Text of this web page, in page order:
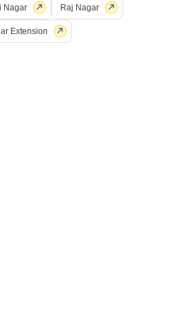
Nagar Raj Nagar
Extension